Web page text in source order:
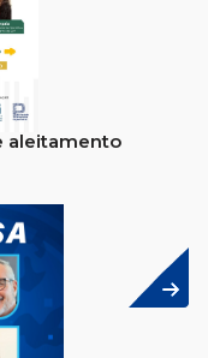
aleitamento